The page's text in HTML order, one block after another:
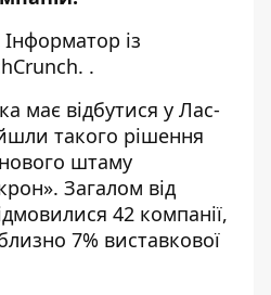
Інформатор із
.
має відбутися у Лас-
такого рішення
штаму
Загалом від
42 компанії,
7% виставкової